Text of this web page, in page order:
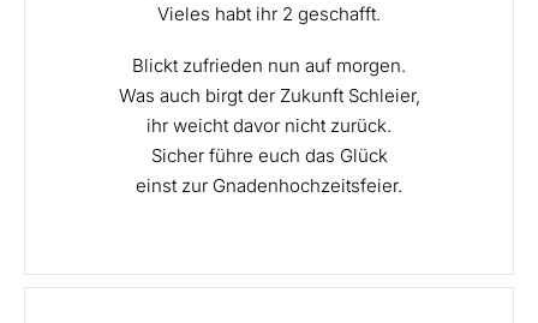
Vieles habt ihr 2 geschafft.
Blickt zufrieden nun auf morgen.
Was auch birgt der Zukunft Schleier,
ihr weicht davor nicht zurück.
Sicher führe euch das Glück
einst zur Gnadenhochzeitsfeier.